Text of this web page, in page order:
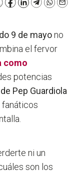
Facebook
LinkedInTelegram
9 de mayono
el fervor
como
potencias
Pep Guardiola
fanáticos
ni un
son los